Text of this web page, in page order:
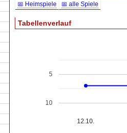
📅 Heimspiele
📅 alle Spiele
Tabellenverlauf
12.10.
5
10